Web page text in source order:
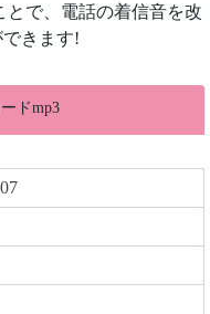
で、電話の着信音を改
きます!
ドmp3